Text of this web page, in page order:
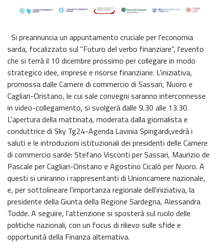
Si preannuncia un appuntamento cruciale per l'economia
sarda, focalizzato sul "Futuro del verbo finanziare", l'evento
che si terrà il 10 dicembre prossimo per collegare in modo
strategico idee, imprese e risorse finanziarie. L'iniziativa,
promossa dalle Camere di commercio di Sassari, Nuoro e
Cagliari-Oristano, le cui sale convegni saranno interconnesse
in video-collegamento, si svolgerà dalle 9.30 alle 13.30.
L'apertura della mattinata, moderata dalla giornalista e
conduttrice di Sky Tg24-Agenda Lavinia Spingardi,vedrà i
saluti e le introduzioni istituzionali dei presidenti delle Camere
di commercio sarde: Stefano Visconti per Sassari, Maurizio de
Pascale per Cagliari-Oristano e Agostino Cicalò per Nuoro. A
questi si uniranno i rappresentanti di Unioncamere nazionale,
e, per sottolineare l'importanza regionale dell'iniziativa, la
presidente della Giunta della Regione Sardegna, Alessandra
Todde. A seguire, l'attenzione si sposterà sul ruolo delle
politiche nazionali, con un focus di rilievo sulle sfide e
opportunità della Finanza alternativa.